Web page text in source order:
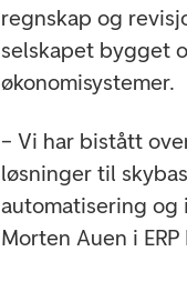
regnskap og
selskapet bygget
økonomisystemer.
– Vi har bistått
løsninger til
automatisering
Morten Auen i